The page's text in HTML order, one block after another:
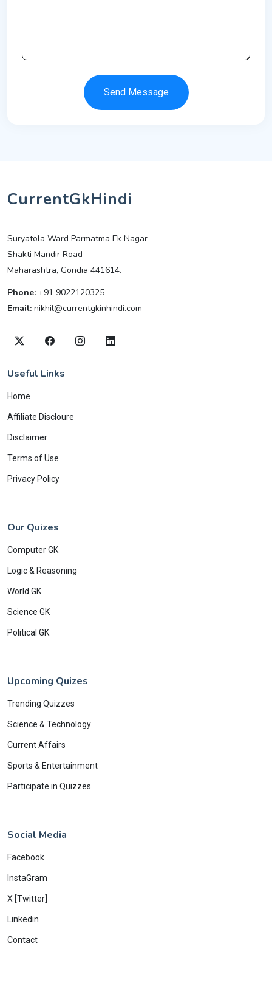
Send Message
CurrentGkHindi
Suryatola Ward Parmatma Ek Nagar
Shakti Mandir Road
Maharashtra, Gondia 441614.
Phone: +91 9022120325
Email: nikhil@currentgkinhindi.com
Useful Links
Home
Affiliate Discloure
Disclaimer
Terms of Use
Privacy Policy
Our Quizes
Computer GK
Logic & Reasoning
World GK
Science GK
Political GK
Upcoming Quizes
Trending Quizzes
Science & Technology
Current Affairs
Sports & Entertainment
Participate in Quizzes
Social Media
Facebook
InstaGram
X [Twitter]
Linkedin
Contact